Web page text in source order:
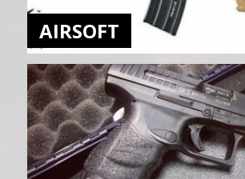
AIRSOFT